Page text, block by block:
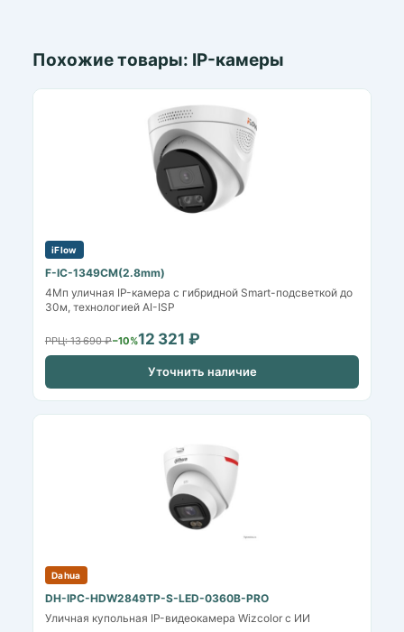
Похожие товары: IP-камеры
iFlow
F-IC-1349CM(2.8mm)
4Мп уличная IP-камера с гибридной Smart-подсветкой до
30м, технологией AI-ISP
РРЦ: 13 690 ₽−10%12 321 ₽
Уточнить наличие
Dahua
DH-IPC-HDW2849TP-S-LED-0360B-PRO
Уличная купольная IP-видеокамера Wizcolor с ИИ